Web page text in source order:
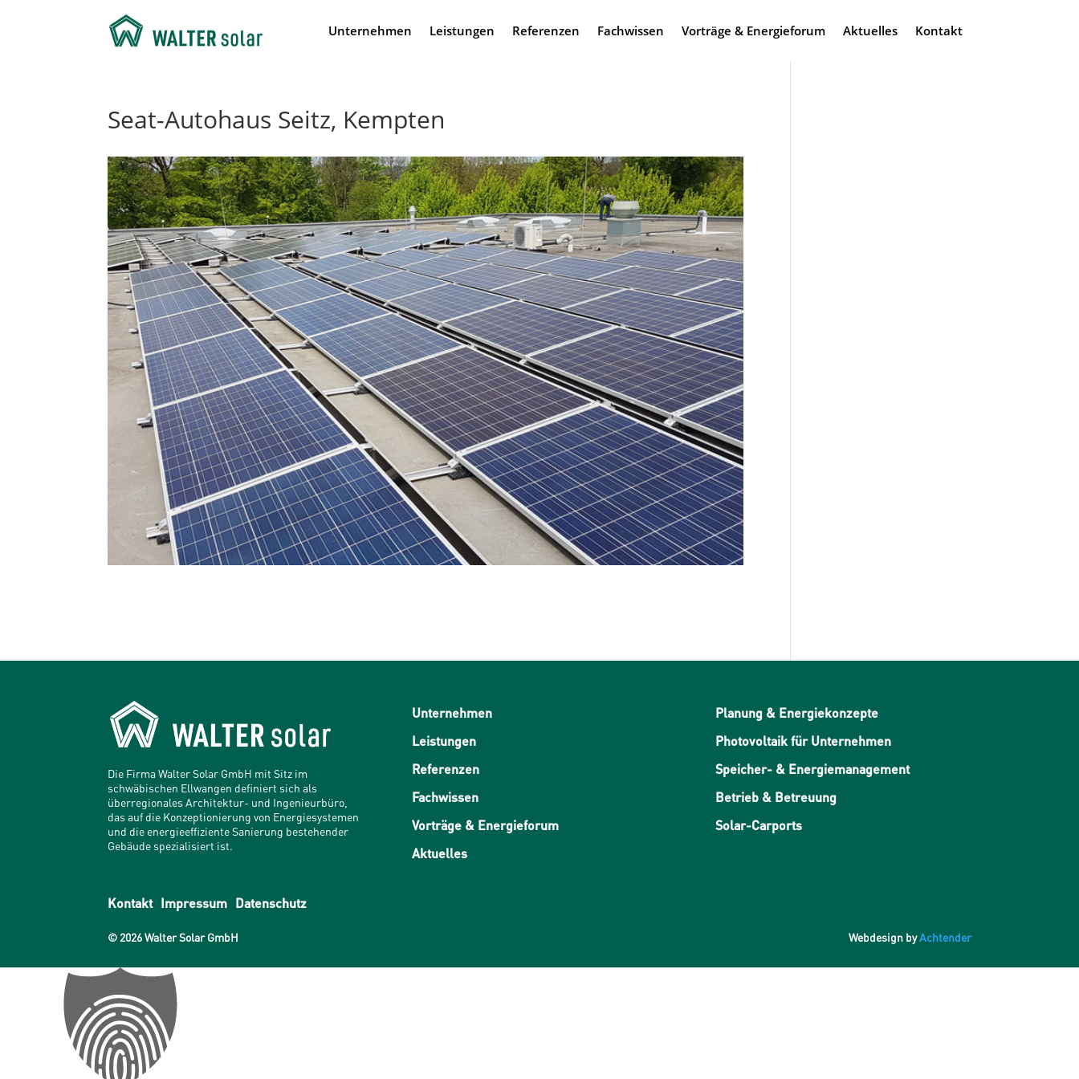
Unternehmen Leistungen Referenzen Fachwissen Vorträge & Energieforum Aktuelles Kontakt
Seat-Autohaus Seitz, Kempten
Die Firma Walter Solar GmbH mit Sitz im
schwäbischen Ellwangen definiert sich als
überregionales Architektur- und Ingenieurbüro,
das auf die Konzeptionierung von Energiesystemen
und die energieeffiziente Sanierung bestehender
Gebäude spezialisiert ist.
Unternehmen
Leistungen
Referenzen
Fachwissen
Vorträge & Energieforum
Aktuelles
Planung & Energiekonzepte
Photovoltaik für Unternehmen
Speicher- & Energiemanagement
Betrieb & Betreuung
Solar-Carports
Kontakt Impressum Datenschutz
© 2026 Walter Solar GmbH Webdesign byAchtender